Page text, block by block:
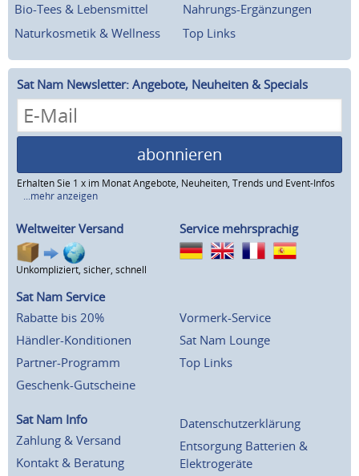
Bio-Tees & Lebensmittel
Nahrungs-Ergänzungen
Naturkosmetik & Wellness
Top Links
Sat Nam Newsletter: Angebote, Neuheiten & Specials
abonnieren
Erhalten Sie 1 x im Monat Angebote, Neuheiten, Trends und Event-Infos
...mehr anzeigen
Weltweiter Versand
Unkompliziert, sicher, schnell
Service mehrsprachig
Sat Nam Service
Rabatte bis 20%
Händler-Konditionen
Partner-Programm
Geschenk-Gutscheine
Vormerk-Service
Sat Nam Lounge
Top Links
Sat Nam Info
Zahlung & Versand
Kontakt & Beratung
Datenschutzerklärung
Entsorgung Batterien &
Elektrogeräte